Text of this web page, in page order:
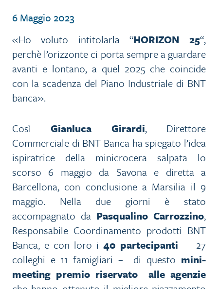
6 Maggio 2023
«Ho voluto intitolarla “HORIZON 25“,
perchè l’orizzonte ci porta sempre a guardare
avanti e lontano, a quel 2025 che coincide
con la scadenza del Piano Industriale di BNT
banca».
CosìGianluca Girardi, Direttore
Commerciale di BNT Banca ha spiegato l’idea
ispiratrice della minicrocera salpata lo
scorso 6 maggio da Savona e diretta a
Barcellona, con conclusione a Marsilia il 9
maggio. Nella due giorni è stato
accompagnato da Pasqualino Carrozzino,
Responsabile Coordinamento prodotti BNT
Banca, e con loro i 40 partecipanti – 27
colleghi e 11 famigliari – di questo mini-
meeting premio riservato alle agenzie